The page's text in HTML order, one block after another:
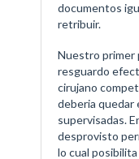
documentos
retribuir.
Nuestro primer
resguardo
cirujano
deberia quedar
supervisadas.
desprovisto
lo cual